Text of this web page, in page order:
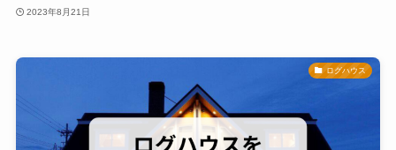
2023年8月21日
ログハウス